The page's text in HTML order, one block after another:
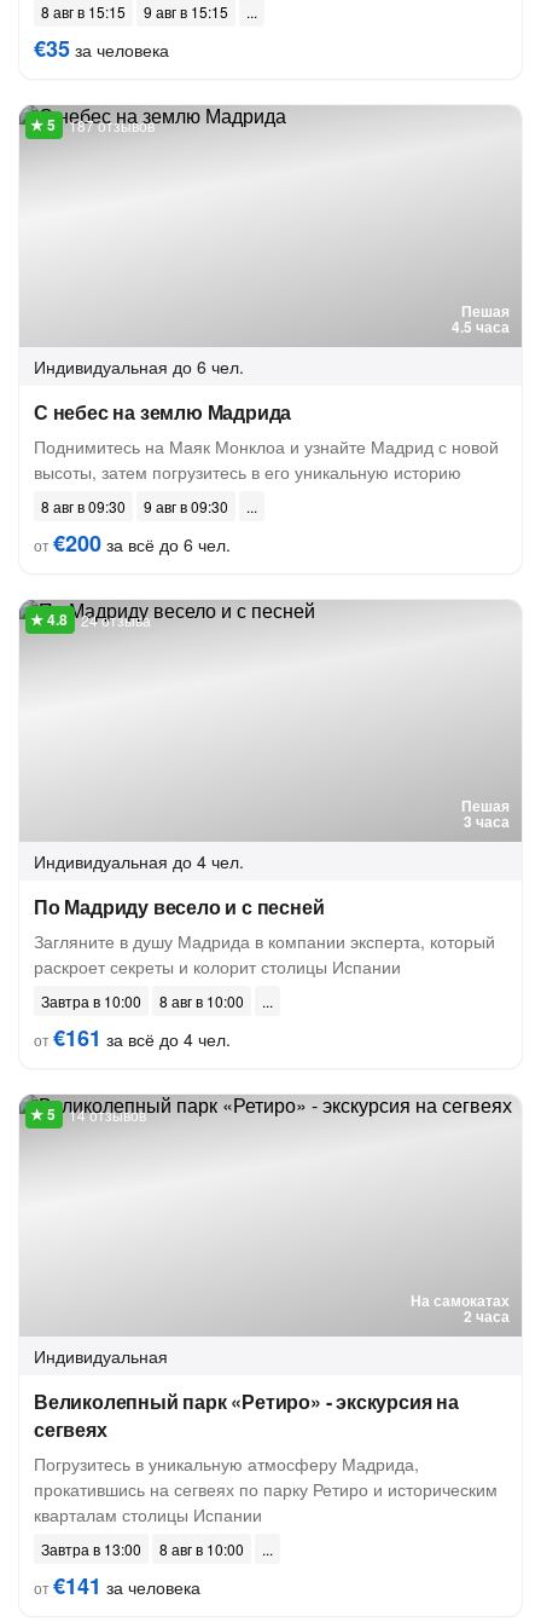
8 авг в 15:15 9 авг в 15:15
€35 за человека
Пешая
4.5 часа
187 отзывов
Индивидуальная до 6 чел.
С небес на землю Мадрида
Поднимитесь на Маяк Монклоа и узнайте Мадрид с новой
высоты, затем погрузитесь в его уникальную историю
8 авг в 09:30
9 авг в 09:30
от€200 за всё до 6 чел.
Пешая
3 часа
24 отзыва
Индивидуальная до 4 чел.
По Мадриду весело и с песней
Загляните в душу Мадрида в компании эксперта, который
раскроет секреты и колорит столицы Испании
Завтра в 10:00
8 авг в 10:00
от€161 за всё до 4 чел.
На самокатах
2 часа
14 отзывов
Индивидуальная
Великолепный парк «Ретиро» - экскурсия на
сегвеях
Погрузитесь в уникальную атмосферу Мадрида,
прокатившись на сегвеях по парку Ретиро и историческим
кварталам столицы Испании
Завтра в 13:00
8 авг в 10:00
от€141 за человека